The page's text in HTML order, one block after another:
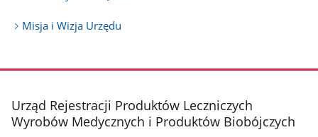
Misja i Wizja Urzędu
stopka
Urząd Rejestracji Produktów Leczniczych
Wyrobów Medycznych i Produktów Biobójczych